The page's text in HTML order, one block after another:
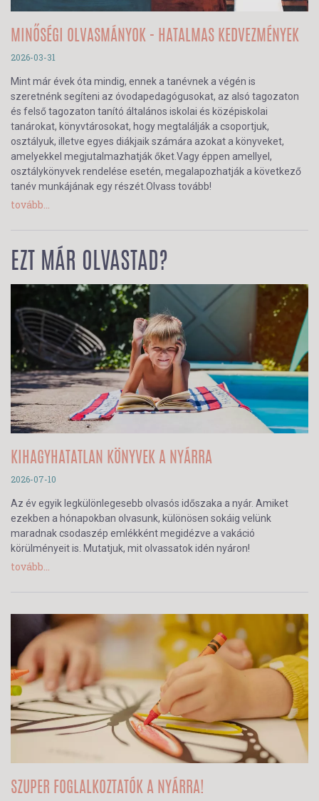
MINŐSÉGI OLVASMÁNYOK - HATALMAS KEDVEZMÉNYEK
2026-03-31
Mint már évek óta mindig, ennek a tanévnek a végén is
szeretnénk segíteni az óvodapedagógusokat, az alsó tagozaton
és felső tagozaton tanító általános iskolai és középiskolai
tanárokat, könyvtárosokat, hogy megtalálják a csoportjuk,
osztályuk, illetve egyes diákjaik számára azokat a könyveket,
amelyekkel megjutalmazhatják őket.Vagy éppen amellyel,
osztálykönyvek rendelése esetén, megalapozhatják a következő
tanév munkájának egy részét.Olvass tovább!
tovább...
EZT MÁR OLVASTAD?
KIHAGYHATATLAN KÖNYVEK A NYÁRRA
2026-07-10
Az év egyik legkülönlegesebb olvasós időszaka a nyár. Amiket
ezekben a hónapokban olvasunk, különösen sokáig velünk
maradnak csodaszép emlékként megidézve a vakáció
körülményeit is. Mutatjuk, mit olvassatok idén nyáron!
tovább...
SZUPER FOGLALKOZTATÓK A NYÁRRA!